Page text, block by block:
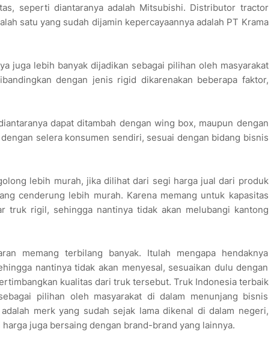
seperti diantaranya adalah Mitsubishi. Distributor tractor
satu yang sudah dijamin kepercayaannya adalah PT Krama
juga lebih banyak dijadikan sebagai pilihan oleh masyarakat
dengan jenis rigid dikarenakan beberapa faktor,
dapat ditambah dengan wing box, maupun dengan
selera konsumen sendiri, sesuai dengan bidang bisnis
lebih murah, jika dilihat dari segi harga jual dari produk
cenderung lebih murah. Karena memang untuk kapasitas
truk rigil, sehingga nantinya tidak akan melubangi kantong
memang terbilang banyak. Itulah mengapa hendaknya
nantinya tidak akan menyesal, sesuaikan dulu dengan
kualitas dari truk tersebut. Truk Indonesia terbaik
pilihan oleh masyarakat di dalam menunjang bisnis
merk yang sudah sejak lama dikenal di dalam negeri,
juga bersaing dengan brand-brand yang lainnya.